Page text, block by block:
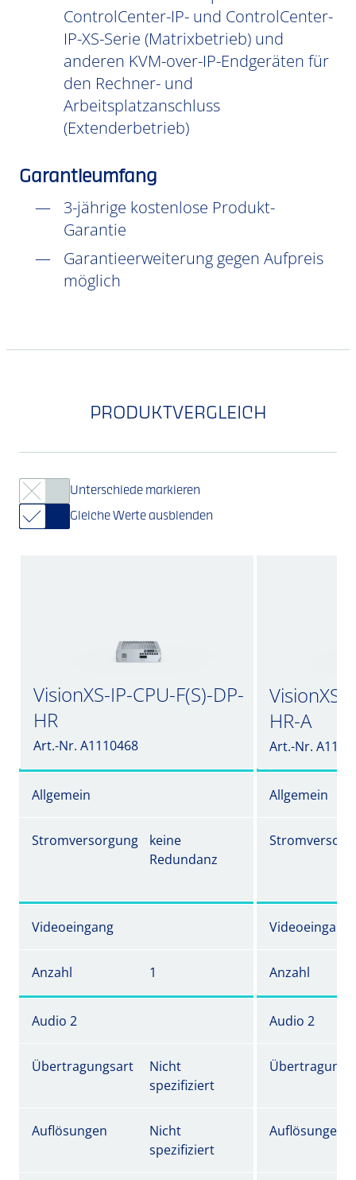
ControlCenter-IP- und ControlCenter-
IP-XS-Serie (Matrixbetrieb) und
anderen KVM-over-IP-Endgeräten für
den Rechner- und
Arbeitsplatzanschluss
(Extenderbetrieb)
Garantieumfang
3-jährige kostenlose Produkt-
Garantie
Garantieerweiterung gegen Aufpreis
möglich
PRODUKTVERGLEICH
Unterschiede markieren
Gleiche Werte ausblenden
VisionXS-IP-CPU-F(S)-DP-
HR
Art.-Nr. A1110468
VisionXS-
HR-A
Art.-Nr.
Allgemein Allgemein
Stromversorgung
keine
Redundanz
Videoeingang Videoeingang
Anzahl 1 Anzahl
Audio 2 Audio 2
Übertragungsart
Nicht
spezifiziert
Auflösungen
Nicht
spezifiziert
Auflösungen